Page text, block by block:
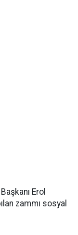
Erol
zammı sosyal